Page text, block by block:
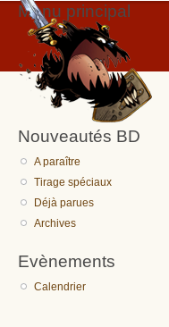
Menu principal
Nouveautés BD
A paraître
Tirage spéciaux
Déjà parues
Archives
Evènements
Calendrier